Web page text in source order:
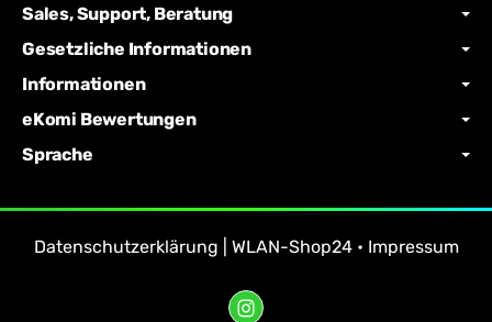
Sales, Support, Beratung
Gesetzliche Informationen
Informationen
eKomi Bewertungen
Sprache
Datenschutzerklärung | WLAN-Shop24 • Impressum